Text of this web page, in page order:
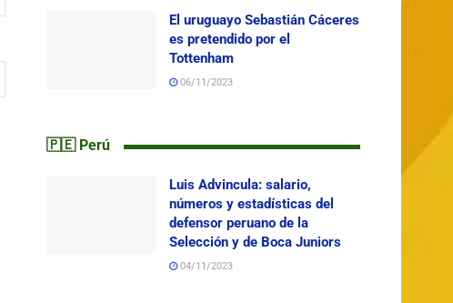
El uruguayo Sebastián Cáceres
es pretendido por el
Tottenham
06/11/2023
🇵🇪 Perú
Luis Advincula: salario,
números y estadísticas del
defensor peruano de la
Selección y de Boca Juniors
04/11/2023